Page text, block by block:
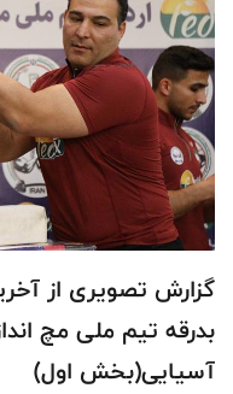
گزارش تصویری از
بدرقه تیم ملی مچ
آسیایی(بخش اول)